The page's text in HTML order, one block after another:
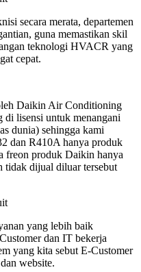
secara merata, departemen
guna memastikan skil
teknologi HVACR yang
cepat.
Daikin Air Conditioning
lisensi untuk menangani
dunia) sehingga kami
dan R410A hanya produk
freon produk Daikin hanya
tidak dijual diluar tersebut
yang lebih baik
dan IT bekerja
yang kita sebut E-Customer
website.